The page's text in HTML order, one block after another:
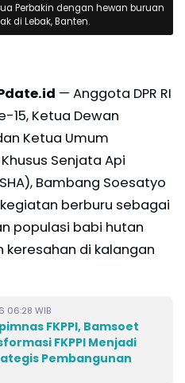
Perbakin dengan hewan buruan
di Lebak, Banten.
— Anggota DPR RI
15, Ketua Dewan
Ketua Umum
Senjata Api
Bambang Soesatyo
berburu sebagai
populasi babi hutan
di kalangan
06:28 WIB
FKPPI, Bamsoet
FKPPI Menjadi
Pembangunan